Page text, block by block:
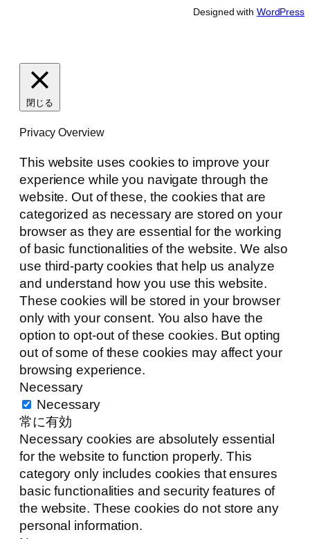
Designed with WordPress
閉じる
Privacy Overview
This website uses cookies to improve your
experience while you navigate through the
website. Out of these, the cookies that are
categorized as necessary are stored on your
browser as they are essential for the working
of basic functionalities of the website. We also
use third-party cookies that help us analyze
and understand how you use this website.
These cookies will be stored in your browser
only with your consent. You also have the
option to opt-out of these cookies. But opting
out of some of these cookies may affect your
browsing experience.
Necessary
Necessary
常に有効
Necessary cookies are absolutely essential
for the website to function properly. This
category only includes cookies that ensures
basic functionalities and security features of
the website. These cookies do not store any
personal information.